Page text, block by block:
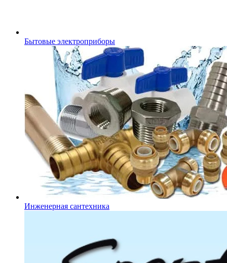
Бытовые электроприборы
Инженерная сантехника